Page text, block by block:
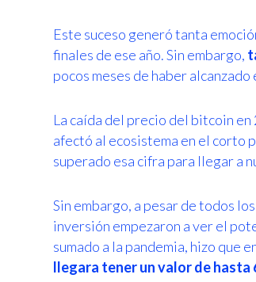
Este suceso generó tanta
finales de ese año. Sin embargo,
pocos meses de haber
La caída del precio del bitcoin
afectó al ecosistema en el corto
superado esa cifra para llegar a
Sin embargo, a pesar de todos
inversión empezaron a ver el
sumado a la pandemia, hizo que
llegara tener un valor de hasta